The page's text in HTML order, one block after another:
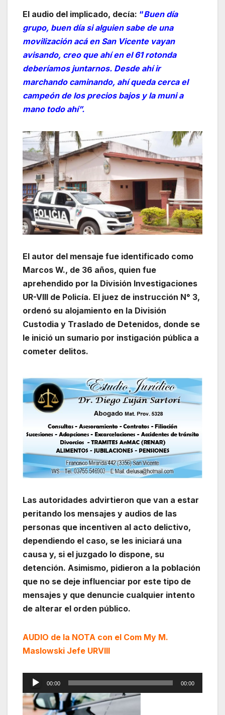
El audio del implicado, decía: “Buen día
grupo, buen día si alguien sabe de una
movilización acá en San Vicente vayan
avisando, creo que ahí en el 61 rotonda
deberíamos juntarnos. Desde ahí ir
marchando caminando, ahí queda cerca el
campeón de los precios bajos y la muni a
mano todo ahí”.
El autor del mensaje fue identificado como
Marcos W., de 36 años, quien fue
aprehendido por la División Investigaciones
UR-VIII de Policía. El juez de instrucción N° 3,
ordenó su alojamiento en la División
Custodia y Traslado de Detenidos, donde se
le inició un sumario por instigación pública a
cometer delitos.
Las autoridades advirtieron que van a estar
peritando los mensajes y audios de las
personas que incentiven al acto delictivo,
dependiendo el caso, se les iniciará una
causa y, si el juzgado lo dispone, su
detención. Asimismo, pidieron a la población
que no se deje influenciar por este tipo de
mensajes y que denuncie cualquier intento
de alterar el orden público.
AUDIO de la NOTA con el Com My M.
Maslowski Jefe URVIII
Reproductor
de
audio
00:00 00:00